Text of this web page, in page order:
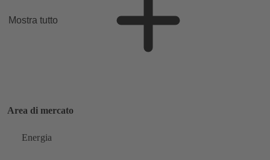
Mostra tutto
Area di mercato
Energia